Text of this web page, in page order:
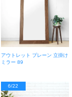
アウトレット プレーン 立掛け
ミラー 89
6/22